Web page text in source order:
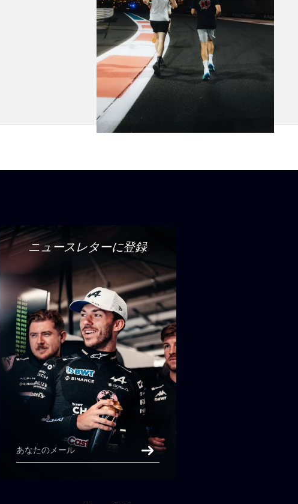
ニュースレターに登録